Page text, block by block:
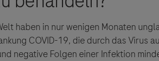
haben in nur wenigen Monaten
COVID-19, die durch das Virus
negative Folgen einer Infektion